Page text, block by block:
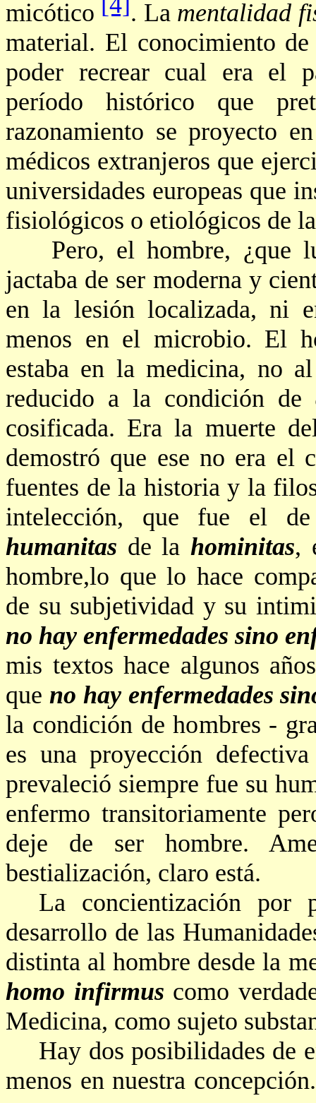
micótico . La mentalidad
material. El conocimiento de
poder recrear cual era el
período histórico que
razonamiento se proyecto
médicos extranjeros que
universidades europeas que
fisiológicos o etiológicos de
Pero, el hombre, ¿que
jactaba de ser moderna y
en la lesión localizada, ni
menos en el microbio. El
estaba en la medicina, no
reducido a la condición de
cosificada. Era la muerte
demostró que ese no era el
fuentes de la historia y la
intelección, que fue el
humanitas de la hominitas,
hombre,lo que lo hace
de su subjetividad y su
no hay enfermedades sino
mis textos hace algunos
que no hay enfermedades
la condición de hombres -
es una proyección
prevaleció siempre fue su
enfermo transitoriamente
deje de ser hombre.
bestialización, claro está.
La concientización por
desarrollo de las
distinta al hombre desde la
homo infirmus como
Medicina, como sujeto
Hay dos posibilidades de
menos en nuestra